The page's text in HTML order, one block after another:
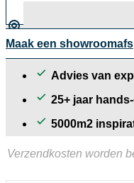
Maak een
Advies van
25+ jaar
5000m2
Verzendkosten worden